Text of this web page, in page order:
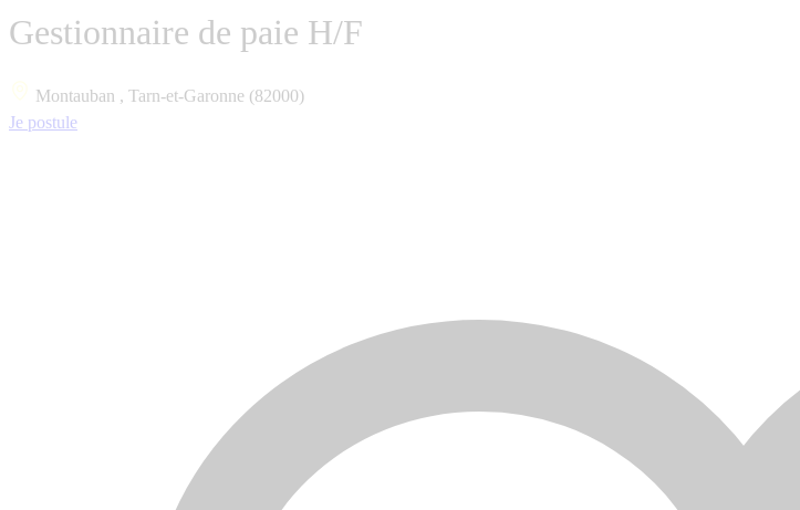
Gestionnaire de paie H/F
Montauban , Tarn-et-Garonne (82000)
Je postule